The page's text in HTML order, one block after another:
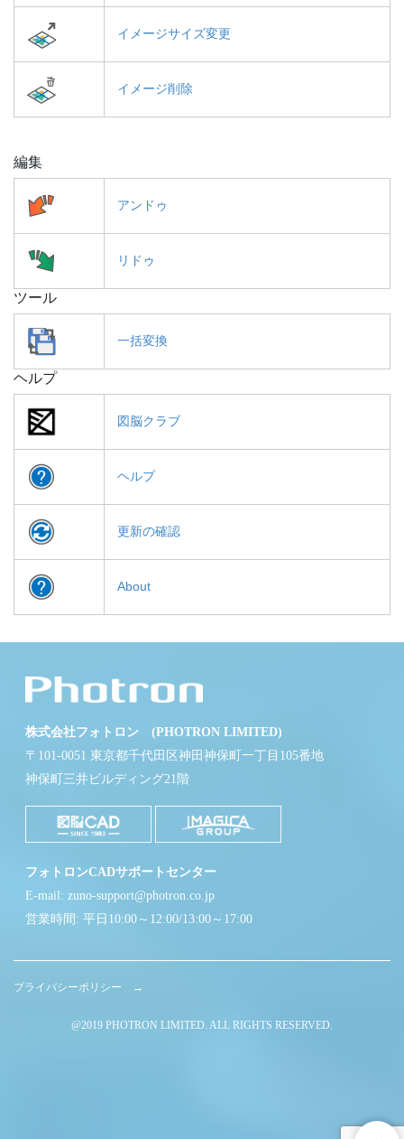
イメージサイズ変更
イメージ削除
編集
アンドゥ
リドゥ
ツール
一括変換
ヘルプ
図脳クラブ
ヘルプ
更新の確認
About
株式会社フォトロン (PHOTRON LIMITED)
〒101-0051 東京都千代田区神田神保町一丁目105番地
神保町三井ビルディング21階
フォトロンCADサポートセンター
E-mail: zuno-support@photron.co.jp
営業時間: 平日10:00～12:00/13:00～17:00
プライバシーポリシー →
@2019 PHOTRON LIMITED. ALL RIGHTS RESERVED.